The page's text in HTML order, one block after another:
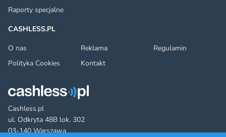
Cashless.pl
ul. Odkryta 48B lok. 302
03-140 Warszawa
Raporty specjalne
CASHLESS.PL
O nas
Reklama
Regulamin
Polityka Cookies
Kontakt